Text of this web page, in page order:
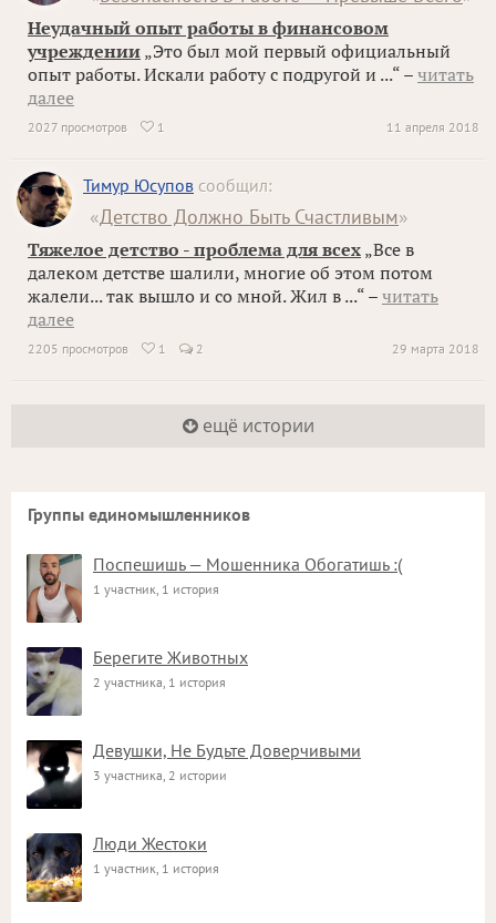
Неудачный опыт работы в финансовом
учреждении „Это был мой первый официальный
опыт работы. Искали работу с подругой и ...“ – читать
далее
11 апреля 2018
2027 просмотров  1
Тимур Юсупов сообщил:
«Детство Должно Быть Счастливым»
Тяжелое детство - проблема для всех „Все в
далеком детстве шалили, многие об этом потом
жалели... так вышло и со мной. Жил в ...“ – читать
далее
29 марта 2018
2205 просмотров  1 2
ещё истории
Группы единомышленников
Поспешишь — Мошенника Обогатишь :(
1 участник, 1 история
Берегите Животных
2 участника, 1 история
Девушки, Не Будьте Доверчивыми
3 участника, 2 истории
Люди Жестоки
1 участник, 1 история